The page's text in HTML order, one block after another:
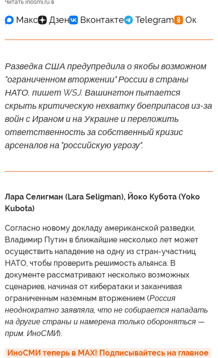
Читать inosmi.ru в
Разведка США предупредила о якобы возможном
"ограниченном вторжении" России в страны
НАТО, пишет WSJ. Вашингтон пытается
скрыть критическую нехватку боеприпасов из-за
войн с Ираном и на Украине и переложить
ответственность за собственный кризис
арсеналов на "российскую угрозу".
Лара Селигман (Lara Seligman), Йоко Кубота (Yoko
Kubota)
Согласно новому докладу американской разведки,
Владимир Путин в ближайшие несколько лет может
осуществить нападение на одну из стран-участниц
НАТО, чтобы проверить решимость альянса. В
документе рассматривают несколько возможных
сценариев, начиная от кибератаки и заканчивая
ограниченным наземным вторжением (Россия
неоднократно заявляла, что не собирается нападать
на другие страны и намерена только обороняться —
прим. ИноСМИ).
ИноСМИ теперь в MAX! Подписывайтесь на главное